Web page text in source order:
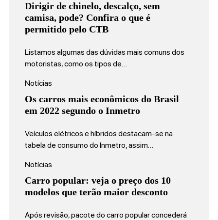
Dirigir de chinelo, descalço, sem
camisa, pode? Confira o que é
permitido pelo CTB
Listamos algumas das dúvidas mais comuns dos
motoristas, como os tipos de…
Notícias
Os carros mais econômicos do Brasil
em 2022 segundo o Inmetro
Veículos elétricos e híbridos destacam-se na
tabela de consumo do Inmetro, assim…
Notícias
Carro popular: veja o preço dos 10
modelos que terão maior desconto
Após revisão, pacote do carro popular concederá